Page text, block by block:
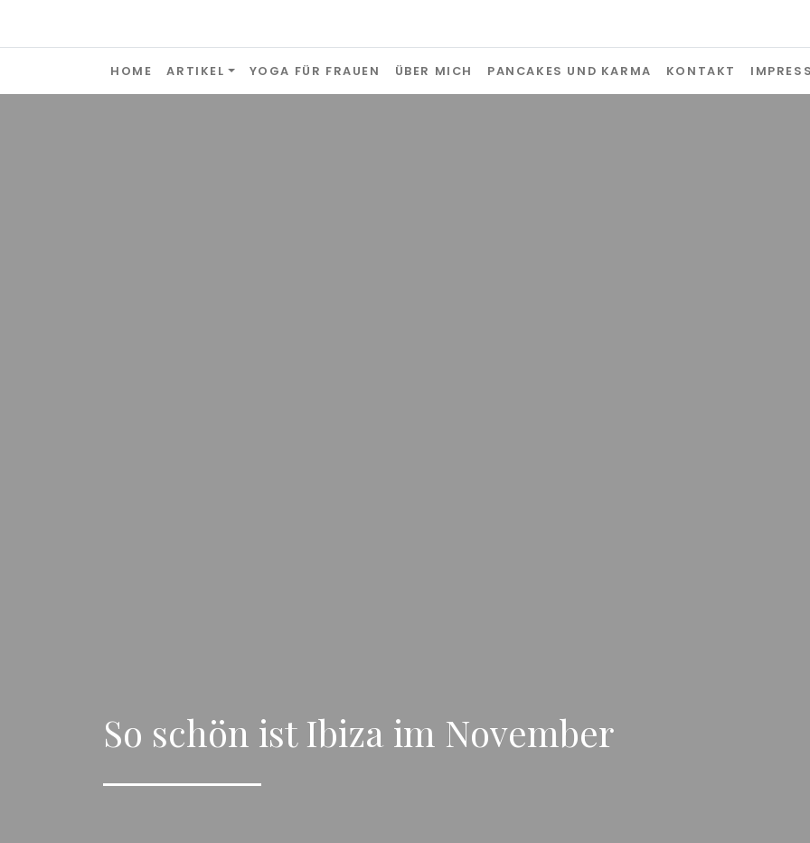
HOME ARTIKEL YOGA FÜR FRAUEN ÜBER MICH PANCAKES UND KARMA KONTAKT
So schön ist Ibiza im November